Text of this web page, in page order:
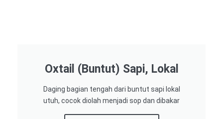
Oxtail (Buntut) Sapi, Lokal
Daging bagian tengah dari buntut sapi lokal
utuh, cocok diolah menjadi sop dan dibakar